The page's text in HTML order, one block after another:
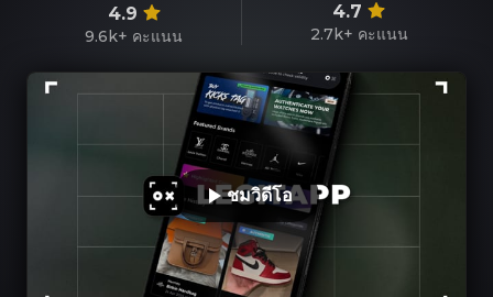
4.9
9.6k+ คะแนน
4.7
2.7k+ คะแนน
ชมวิดีโอ